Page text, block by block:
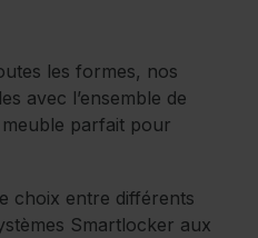
les formes, nos
avec l’ensemble de
parfait pour
choix entre différents
Smartlocker aux